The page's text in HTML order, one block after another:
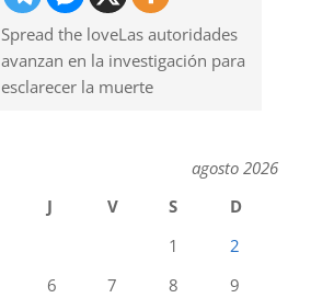
Spread the loveLas autoridades
avanzan en la investigación para
esclarecer la muerte
agosto 2026
J V S
D
1
2
6 7 8
9